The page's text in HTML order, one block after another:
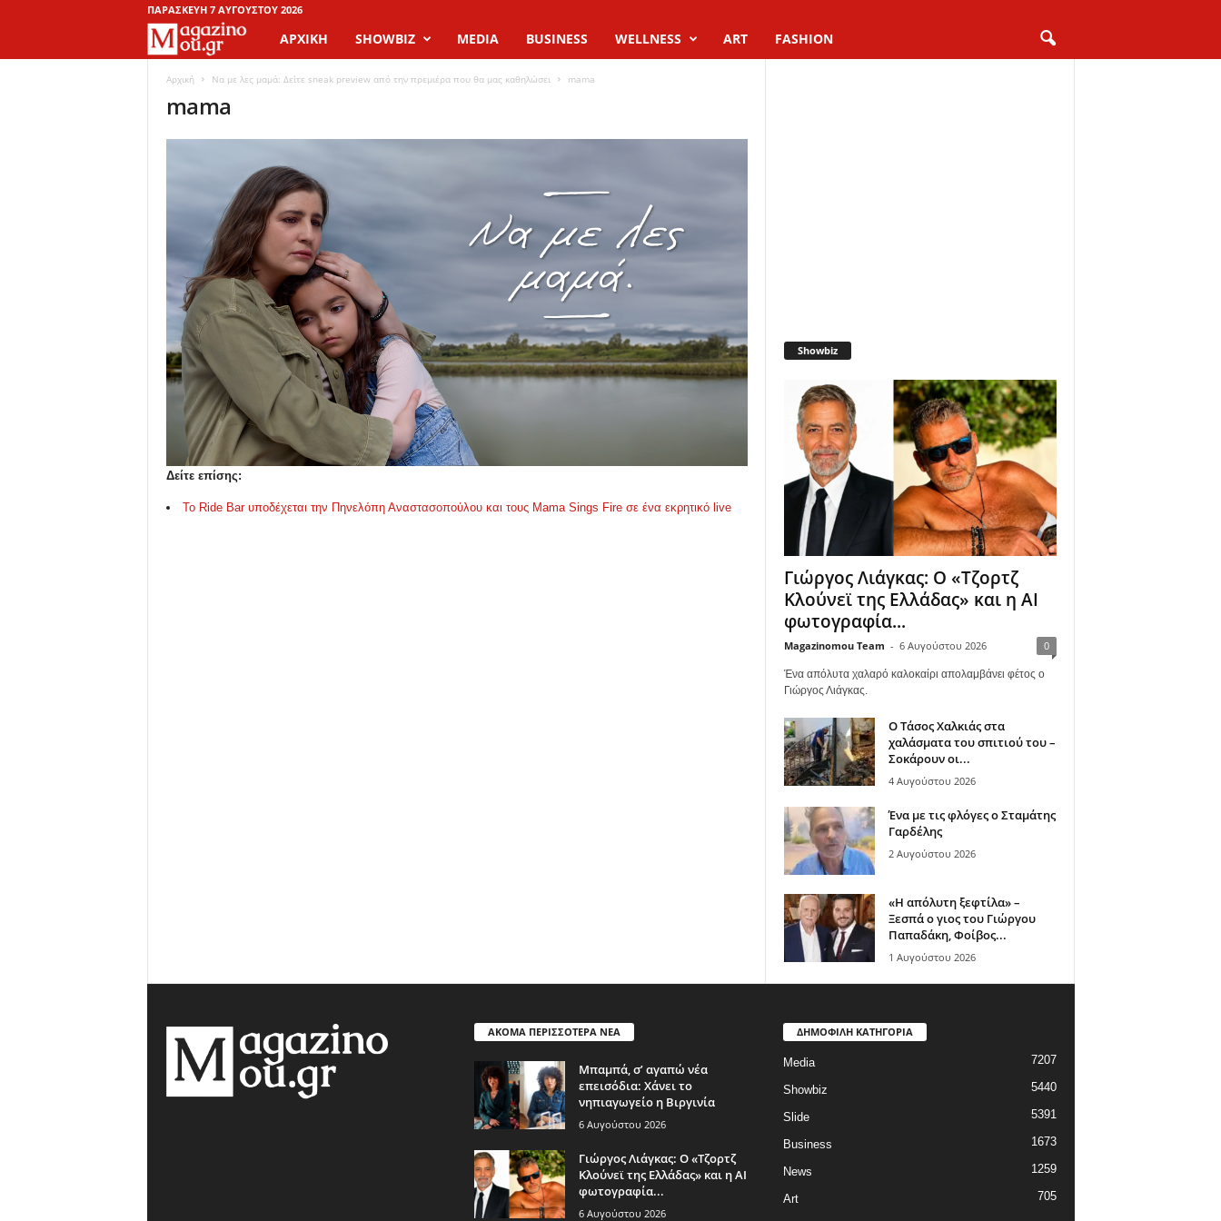
ΠΑΡΑΣΚΕΥΉ 7 ΑΥΓΟΎΣΤΟΥ 2026
a
z
i
o
M
u
ΑΡΧΙΚΉ SHOWBIZ MEDIA BUSINESS WELLNESS ART FASHION
Αρχική Να με λες μαμά: Δείτε sneak preview από την πρεμιέρα που θα μας καθηλώσει mama
mama
Δείτε επίσης:
Το Ride Bar υποδέχεται την Πηνελόπη Αναστασοπούλου και τους Mama Sings Fire σε ένα εκρητικό live
Showbiz
Γιώργος Λιάγκας: Ο «Τζορτζ
Κλούνεϊ της Ελλάδας» και η AI
φωτογραφία...
Magazinomou Team - 6 Αυγούστου 2026 0
Ένα απόλυτα χαλαρό καλοκαίρι απολαμβάνει φέτος ο
Γιώργος Λιάγκας.
Ο Τάσος Χαλκιάς στα
χαλάσματα του σπιτιού του –
Σοκάρουν οι...
4 Αυγούστου 2026
Ένα με τις φλόγες ο Σταμάτης
Γαρδέλης
2 Αυγούστου 2026
«Η απόλυτη ξεφτίλα» –
Ξεσπά ο γιος του Γιώργου
Παπαδάκη, Φοίβος...
1 Αυγούστου 2026
ΑΚΟΜΑ ΠΕΡΙΣΣΟΤΕΡΑ ΝΕΑ
Μπαμπά, σ’ αγαπώ νέα
επεισόδια: Χάνει το
νηπιαγωγείο η Βιργινία
6 Αυγούστου 2026
Γιώργος Λιάγκας: Ο «Τζορτζ
Κλούνεϊ της Ελλάδας» και η AI
φωτογραφία...
6 Αυγούστου 2026
ΔΗΜΟΦΙΛΗ ΚΑΤΗΓΟΡΙΑ
Media 7207
Showbiz 5440
Slide 5391
Business 1673
News 1259
Art 705